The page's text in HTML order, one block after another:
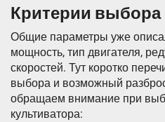
Критерии выбора
Общие параметры уже
мощность, тип двигателя,
скоростей. Тут коротко
выбора и возможный
обращаем внимание при
культиватора: